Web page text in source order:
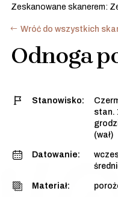
Zeskanowane skanerem:
Wróć do wszystkich
Odnoga
Stanowisko:
stan.
(wał)
Datowanie:
Materiał: